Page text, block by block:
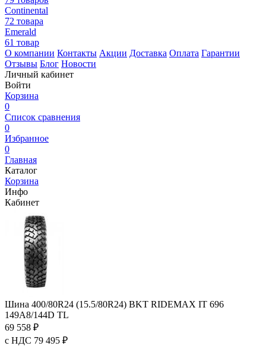
Continental
72 товара
Emerald
61 товар
О компании Контакты Акции Доставка Оплата Гарантии
Отзывы Блог Новости
Личный кабинет
Войти
Корзина
0
Список сравнения
0
Избранное
0
Главная
Каталог
Корзина
Инфо
Кабинет
Шина 400/80R24 (15.5/80R24) BKT RIDEMAX IT 696
149A8/144D TL
69 558 ₽
с НДС 79 495 ₽